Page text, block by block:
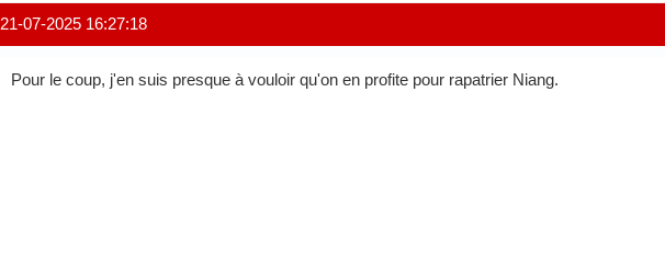
21-07-2025 16:27:18
Pour le coup, j'en suis presque à vouloir qu'on en profite pour rapatrier Niang.